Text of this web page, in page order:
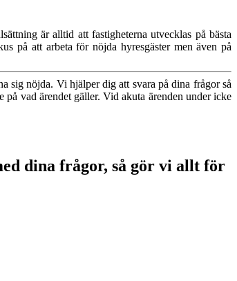
är alltid att fastigheterna utvecklas på bästa
på att arbeta för nöjda hyresgäster men även på
sig nöjda. Vi hjälper dig att svara på dina frågor så
vad ärendet gäller. Vid akuta ärenden under icke
dina frågor, så gör vi allt för